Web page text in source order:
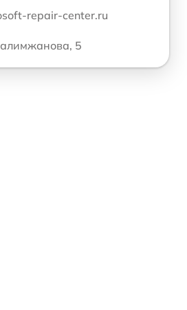
repair-center.ru
5